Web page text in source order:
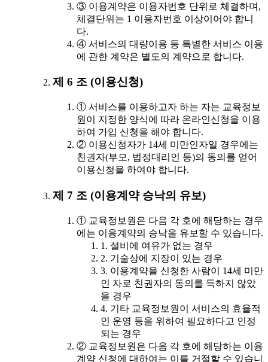
③ 이용계약은 이용자번호 단위로 체결하며,
체결단위는 1 이용자번호 이상이어야 합니
다.
④ 서비스의 대량이용 등 특별한 서비스 이용
에 관한 계약은 별도의 계약으로 합니다.
제 6 조 (이용신청)
① 서비스를 이용하고자 하는 자는 교육정보
원이 지정한 양식에 따라 온라인신청을 이용
하여 가입 신청을 해야 합니다.
② 이용신청자가 14세 미만인자일 경우에는
친권자(부모, 법정대리인 등)의 동의를 얻어
이용신청을 하여야 합니다.
제 7 조 (이용계약 승낙의 유보)
① 교육정보원은 다음 각 호에 해당하는 경우
에는 이용계약의 승낙을 유보할 수 있습니다.
1. 설비에 여유가 없는 경우
2. 기술상에 지장이 있는 경우
3. 이용계약을 신청한 사람이 14세 미만
인 자로 친권자의 동의를 득하지 않았
을 경우
4. 기타 교육정보원이 서비스의 효율적
인 운영 등을 위하여 필요하다고 인정
되는 경우
② 교육정보원은 다음 각 호에 해당하는 이용
계약 신청에 대하여는 이를 거절할 수 있습니